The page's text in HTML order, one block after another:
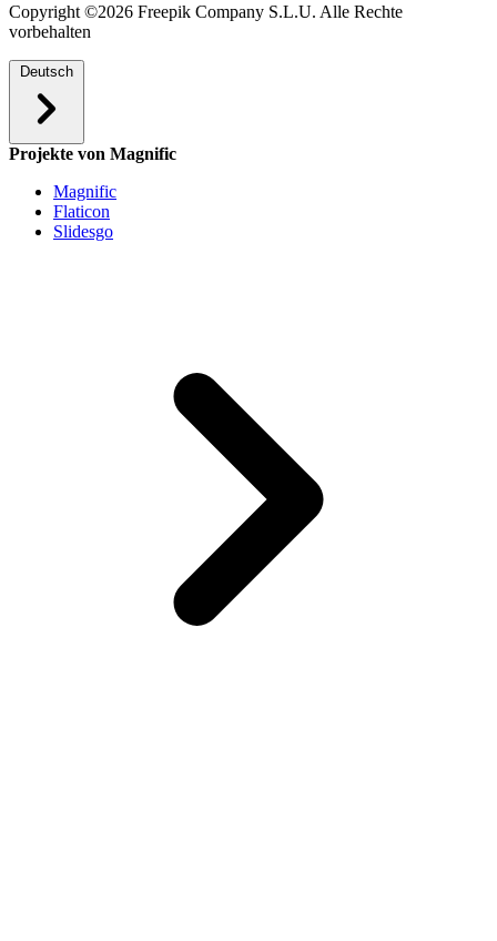
Copyright ©2026 Freepik Company S.L.U. Alle Rechte
vorbehalten
Deutsch
Projekte von Magnific
Magnific
Flaticon
Slidesgo